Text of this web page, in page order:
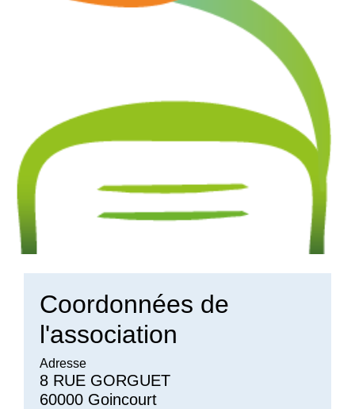
Coordonnées de
l'association
Adresse
8 RUE GORGUET
60000 Goincourt